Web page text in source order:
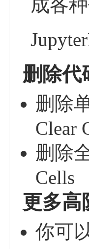
成各
删除代
删除
Clear
删除
Cells
更多高
你可